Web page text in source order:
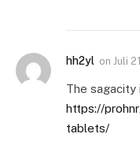
hh2yl on Juli
The sagacity
https://
tablets/